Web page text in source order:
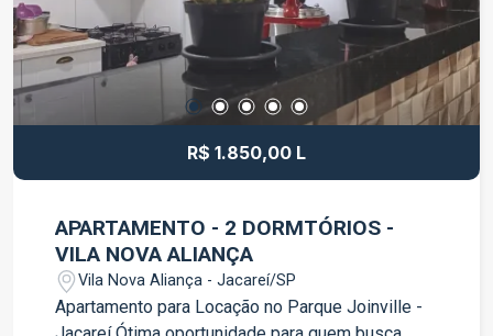
R$ 1.850,00 L
APARTAMENTO - 2 DORMTÓRIOS -
VILA NOVA ALIANÇA
Vila Nova Aliança - Jacareí/SP
Apartamento para Locação no Parque Joinville -